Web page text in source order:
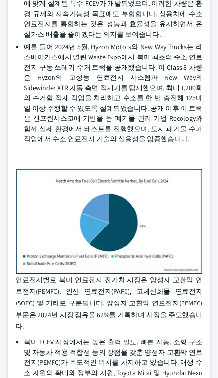
에 맞게 설계된 특수 FCEV가 개발되었으며, 이러한 차량은 환
경 규제와 지속가능성 목표에도 부합합니다. 상용차에 수소
연료전지를 통합하는 것은 성능과 효율성을 유지하면서 온
실가스 배출을 줄이겠다는 의지를 보여줍니다.
예를 들어 2024년 5월, Hyzon Motors와 New Way Trucks는 라
스베이거스에서 열린 Waste Expo에서 북미 최초의 수소 연료
전지 구동 쓰레기 수거 트럭을 공개했습니다. 이 Class 8 차량
은 Hyzon의 고성능 연료전지 시스템과 New Way의
Sidewinder XTR 자동 측면 적재기를 탑재했으며, 최대 1,200회
의 수거함 적재 작업을 처리하고 수소를 한 번 충전해 125마
일 이상 주행할 수 있도록 설계되었습니다. 공개 이후 이 트럭
은 샌프란시스코에 기반을 둔 폐기물 관리 기업 Recology와
함께 실제 환경에서 테스트를 진행했으며, 도시 폐기물 수거
작업에서 수소 연료전지 기술의 실용성을 입증했습니다.
연료전지별로 북미 연료전지 전기차 시장은 양성자 교환막 연
료전지(PEMFC), 인산 연료전지(PAFC), 고체산화물 연료전지
(SOFC) 및 기타로 구분됩니다. 양성자 교환막 연료전지(PEMFC)
부문은 2024년 시장 점유율 62%를 기록하며 시장을 주도했습니
다.
북미 FCEV 시장에서는 높은 출력 밀도, 빠른 시동, 소형 구조
및 자동차 적용 적합성 등의 강점을 갖춘 양성자 교환막 연료
전지(PEMFC)가 주도적인 위치를 차지하고 있습니다. 재생 수
소 자원의 확대와 정부의 지원, Toyota Mirai 및 Hyundai Nexo